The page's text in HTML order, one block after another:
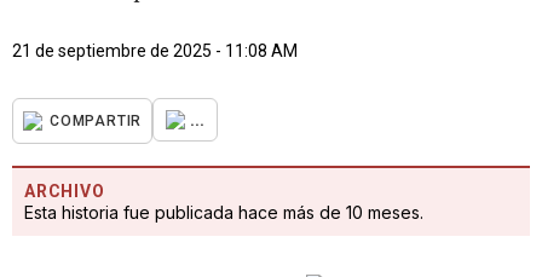
21 de septiembre de 2025 - 11:08 AM
COMPARTIR ...
ARCHIVO
Esta historia fue publicada hace más de 10 meses.